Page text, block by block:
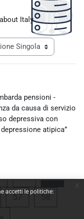
accetti le politiche:
Italy
modalità
pensioni -
da causa di servizio
depressiva con
atipica”
51 52
56
57Pagina 57
58Pagina
71